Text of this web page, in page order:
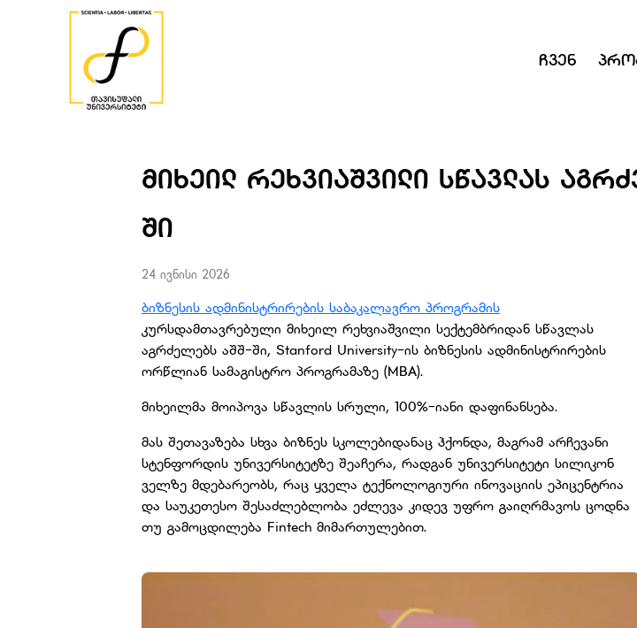
Ჩვენ
ᲛᲘᲮᲔᲘᲚ ᲠᲔᲮᲕᲘᲐᲨᲕᲘᲚᲘ ᲡᲬᲐᲕᲚᲐᲡ
ᲨᲘ
24 ივნისი 2026
ბიზნესის ადმინისტრირების საბაკალავრო პროგრამის
კურსდამთავრებული მიხეილ რეხვიაშვილი სექტემბრიდან სწავლას
აგრძელებს აშშ-ში, Stanford University-ის ბიზნესის ადმინისტრირების
ორწლიან სამაგისტრო პროგრამაზე (MBA).
მიხეილმა მოიპოვა სწავლის სრული, 100%-იანი დაფინანსება.
მას შეთავაზება სხვა ბიზნეს სკოლებიდანაც ჰქონდა, მაგრამ არჩევანი
სტენფორდის უნივერსიტეტზე შეაჩერა, რადგან უნივერსიტეტი სილიკონ
ველზე მდებარეობს, რაც ყველა ტექნოლოგიური ინოვაციის ეპიცენტრია
და საუკეთესო შესაძლებლობა ეძლევა კიდევ უფრო გაიღრმავოს ცოდნა
თუ გამოცდილება Fintech მიმართულებით.